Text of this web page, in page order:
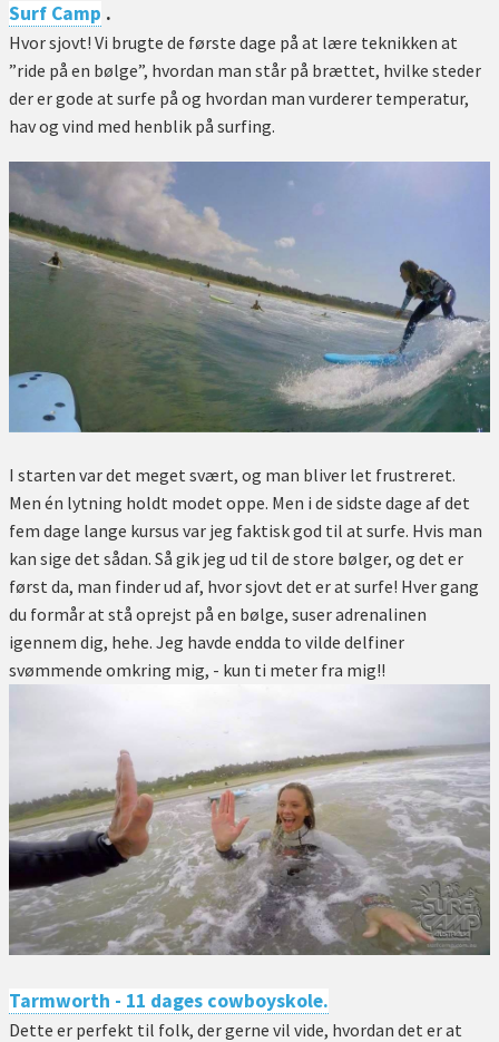
Surf Camp .
Hvor sjovt! Vi brugte de første dage på at lære teknikken at
”ride på en bølge”, hvordan man står på brættet, hvilke steder
der er gode at surfe på og hvordan man vurderer temperatur,
hav og vind med henblik på surfing.
I starten var det meget svært, og man bliver let frustreret.
Men én lytning holdt modet oppe. Men i de sidste dage af det
fem dage lange kursus var jeg faktisk god til at surfe. Hvis man
kan sige det sådan. Så gik jeg ud til de store bølger, og det er
først da, man finder ud af, hvor sjovt det er at surfe! Hver gang
du formår at stå oprejst på en bølge, suser adrenalinen
igennem dig, hehe. Jeg havde endda to vilde delfiner
svømmende omkring mig, - kun ti meter fra mig!!
Tarmworth - 11 dages cowboyskole.
Dette er perfekt til folk, der gerne vil vide, hvordan det er at